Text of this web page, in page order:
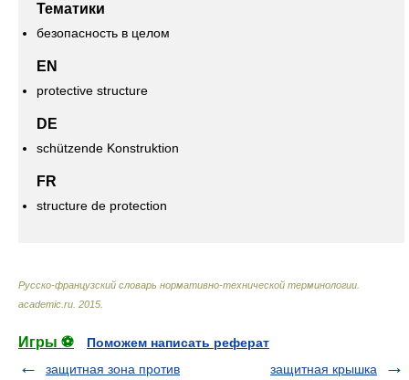
Тематики
безопасность в целом
EN
protective structure
DE
schützende Konstruktion
FR
structure de protection
Русско-французский словарь нормативно-технической терминологии
academic.ru 2015
Игры ⚽
Поможем написать реферат
защитная зона против
защитная крышка